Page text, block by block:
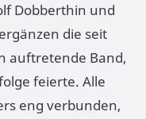
Dobberthin und
die seit
auftretende Band,
feierte. Alle
eng verbunden,